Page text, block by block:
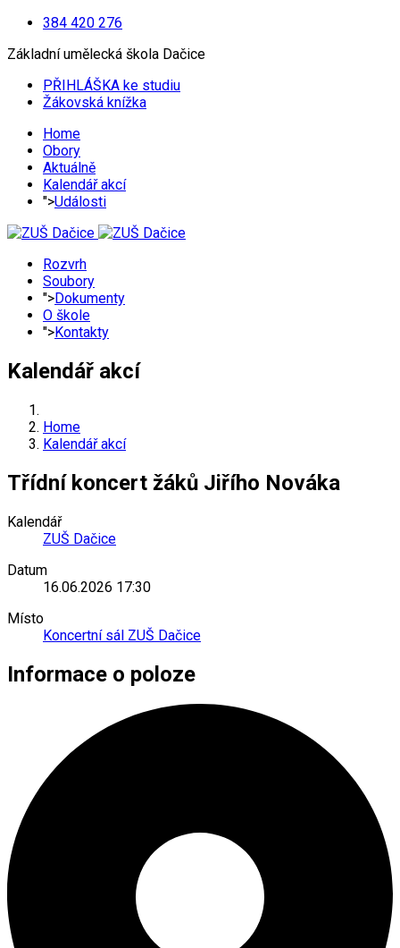
384 420 276
Základní umělecká škola Dačice
PŘIHLÁŠKA ke studiu
Žákovská knížka
Home
Obory
Aktuálně
Kalendář akcí
">Události
Rozvrh
Soubory
">Dokumenty
O škole
">Kontakty
Kalendář akcí
Home
Kalendář akcí
Třídní koncert žáků Jiřího Nováka
Kalendář
ZUŠ Dačice
Datum
16.06.2026 17:30
Místo
Koncertní sál ZUŠ Dačice
Informace o poloze